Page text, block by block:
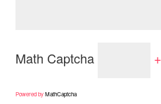
Math Captcha
Powered byMathCaptcha